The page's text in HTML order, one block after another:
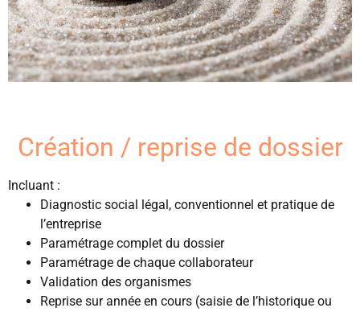
Création / reprise de dossier
Incluant :
Diagnostic social légal, conventionnel et pratique de
l’entreprise
Paramétrage complet du dossier
Paramétrage de chaque collaborateur
Validation des organismes
Reprise sur année en cours (saisie de l’historique ou